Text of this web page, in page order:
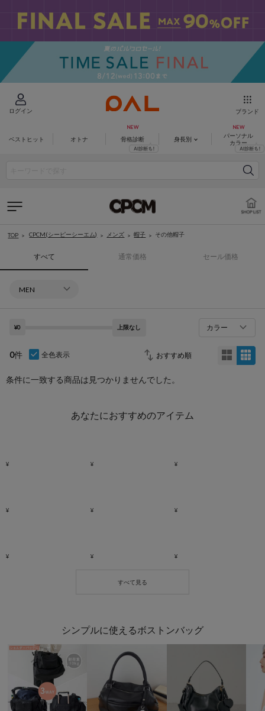
ログイン ブランド
ベストヒット オトナ 骨格診断 身長別
パーソナル
カラー
TOP CPCM(シーピーシーエム) メンズ 帽子 その他帽子
すべて 通常価格 セール価格
¥0 上限なし カラー
0件 全色表示
条件に一致する商品は見つかりませんでした。
あなたにおすすめのアイテム
シンプルに使えるボストンバッグ